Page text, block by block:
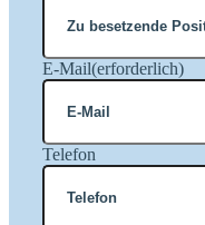
E-Mail(erforderlich)
Telefon